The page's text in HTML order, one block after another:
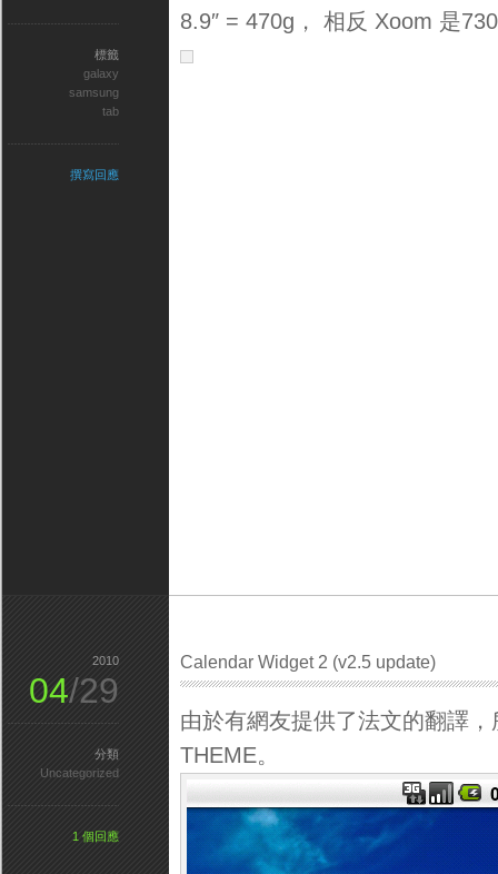
8.9″ = 470g， 相反 Xoom 是
標籤
galaxy
samsung
tab
撰寫回應
Calendar Widget 2 (v2.5 update)
由於有網友提供了法文的翻譯
THEME。
2010
04/29
分類
Uncategorized
1 個回應